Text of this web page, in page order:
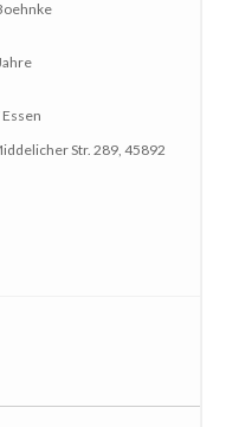
Str. 289, 45892